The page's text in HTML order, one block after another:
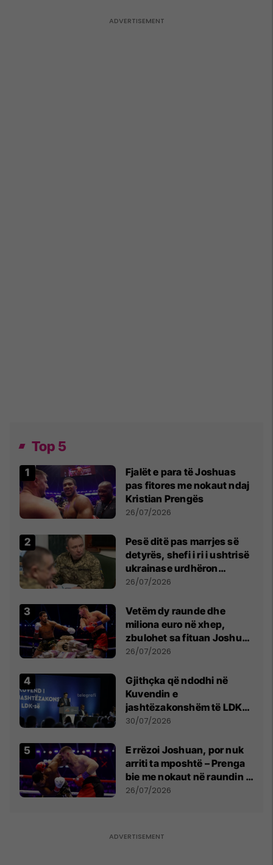
Top 5
Fjalët e para të Joshuas
pas fitores me nokaut ndaj
Kristian Prengës
26/07/2026
Pesë ditë pas marrjes së
detyrës, shefi i ri i ushtrisë
ukrainase urdhëron
kontroll të madh
26/07/2026
Vetëm dy raunde dhe
miliona euro në xhep,
zbulohet sa fituan Joshua
e Prenga
26/07/2026
Gjithçka që ndodhi në
Kuvendin e
jashtëzakonshëm të LDK-
së
30/07/2026
E rrëzoi Joshuan, por nuk
arriti ta mposhtë – Prenga
bie me nokaut në raundin e
dytë
26/07/2026